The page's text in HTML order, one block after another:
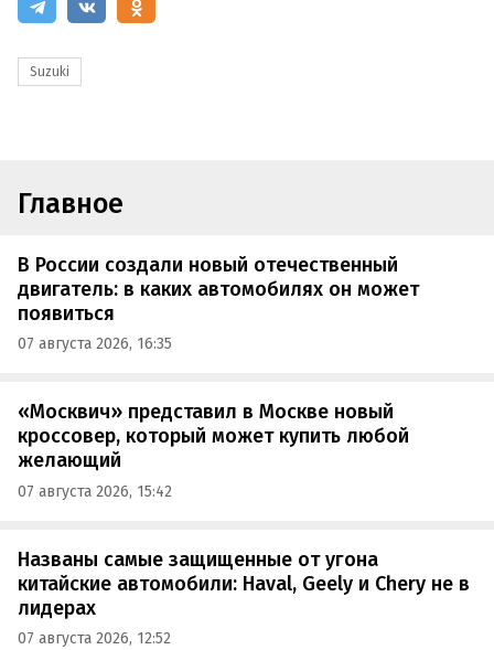
Suzuki
Главное
В России создали новый отечественный
двигатель: в каких автомобилях он может
появиться
07 августа 2026, 16:35
«Москвич» представил в Москве новый
кроссовер, который может купить любой
желающий
07 августа 2026, 15:42
Названы самые защищенные от угона
китайские автомобили: Haval, Geely и Chery не в
лидерах
07 августа 2026, 12:52